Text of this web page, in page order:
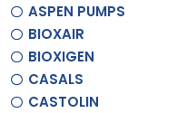
ASPEN PUMPS
BIOXAIR
BIOXIGEN
CASALS
CASTOLIN